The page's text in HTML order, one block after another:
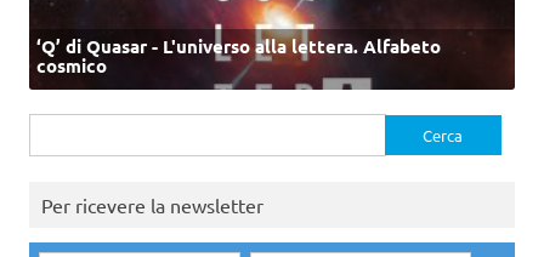
‘Q’ di Quasar - L'universo alla lettera. Alfabeto
cosmico
per:
Per ricevere la newsletter